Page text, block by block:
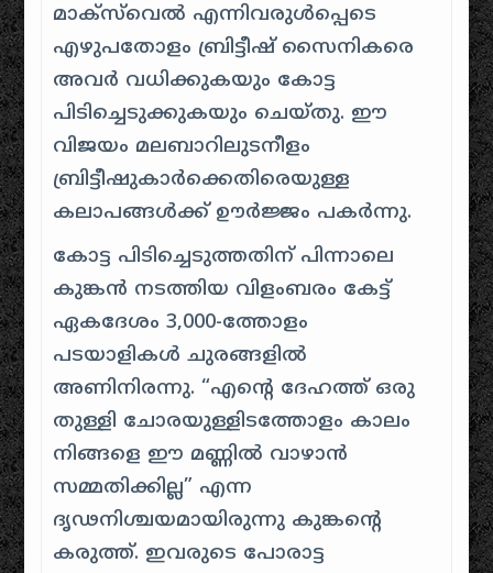
മാക്സ്‌വെൽ എന്നിവരുൾപ്പെടെ
എഴുപതോളം ബ്രിട്ടീഷ് സൈനികരെ
അവർ വധിക്കുകയും കോട്ട
പിടിച്ചെടുക്കുകയും ചെയ്തു. ഈ
വിജയം മലബാറിലുടനീളം
ബ്രിട്ടീഷുകാർക്കെതിരെയുള്ള
കലാപങ്ങൾക്ക് ഊർജ്ജം പകർന്നു.
കോട്ട പിടിച്ചെടുത്തതിന് പിന്നാലെ
കുങ്കൻ നടത്തിയ വിളംബരം കേട്ട്
ഏകദേശം 3,000-ത്തോളം
പടയാളികൾ ചുരങ്ങളിൽ
അണിനിരന്നു. “എന്റെ ദേഹത്ത് ഒരു
തുള്ളി ചോരയുള്ളിടത്തോളം കാലം
നിങ്ങളെ ഈ മണ്ണിൽ വാഴാൻ
സമ്മതിക്കില്ല” എന്ന
ദൃഢനിശ്ചയമായിരുന്നു കുങ്കന്റെ
കരുത്ത്. ഇവരുടെ പോരാട്ട